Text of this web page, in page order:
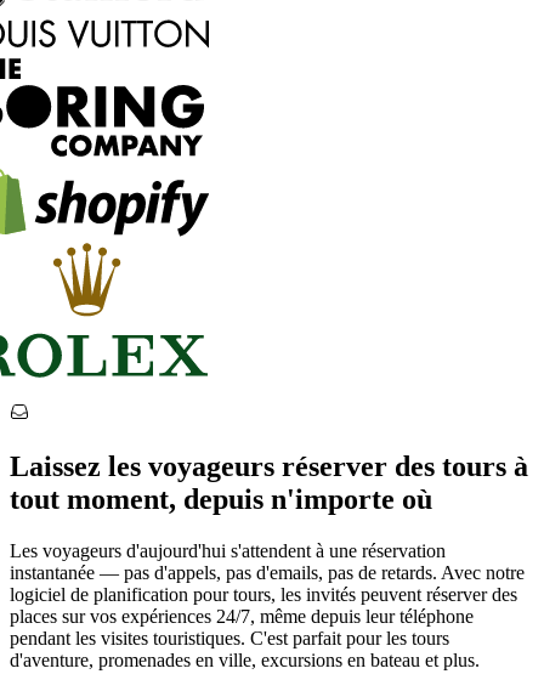
Laissez les voyageurs réserver des tours à
tout moment, depuis n'importe où
Les voyageurs d'aujourd'hui s'attendent à une réservation
instantanée — pas d'appels, pas d'emails, pas de retards. Avec notre
logiciel de planification pour tours, les invités peuvent réserver des
places sur vos expériences 24/7, même depuis leur téléphone
pendant les visites touristiques. C'est parfait pour les tours
d'aventure, promenades en ville, excursions en bateau et plus.